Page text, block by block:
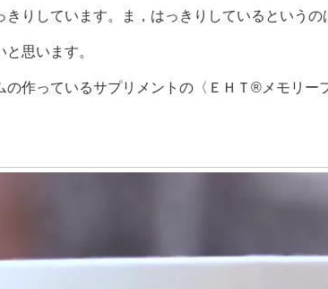
りしています。ま，はっきりしているというの
思います。
作っているサプリメントの〈ＥＨＴ®メモリー